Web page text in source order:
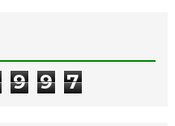
9 9 7